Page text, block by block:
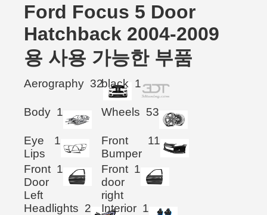
Ford Focus 5 Door
Hatchback 2004-2009
용 사용 가능한 부품
Aerography 32black 1
Body 1 Wheels 53
Eye
Lips
1
Front
Bumper
11
Front
Door
Left
1
Front
door
right
1
Headlights 2 Interior 1